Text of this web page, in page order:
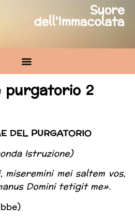
Suore
dell'Immacolata
purgatorio 2
DEL PURGATORIO
Istruzione)
miseremini mei saltem vos,
Domini tetigit me».